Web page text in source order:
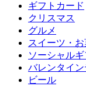
ギフトカード
クリスマス
グルメ
スイーツ・お
ソーシャルギ
バレンタイン
ビール